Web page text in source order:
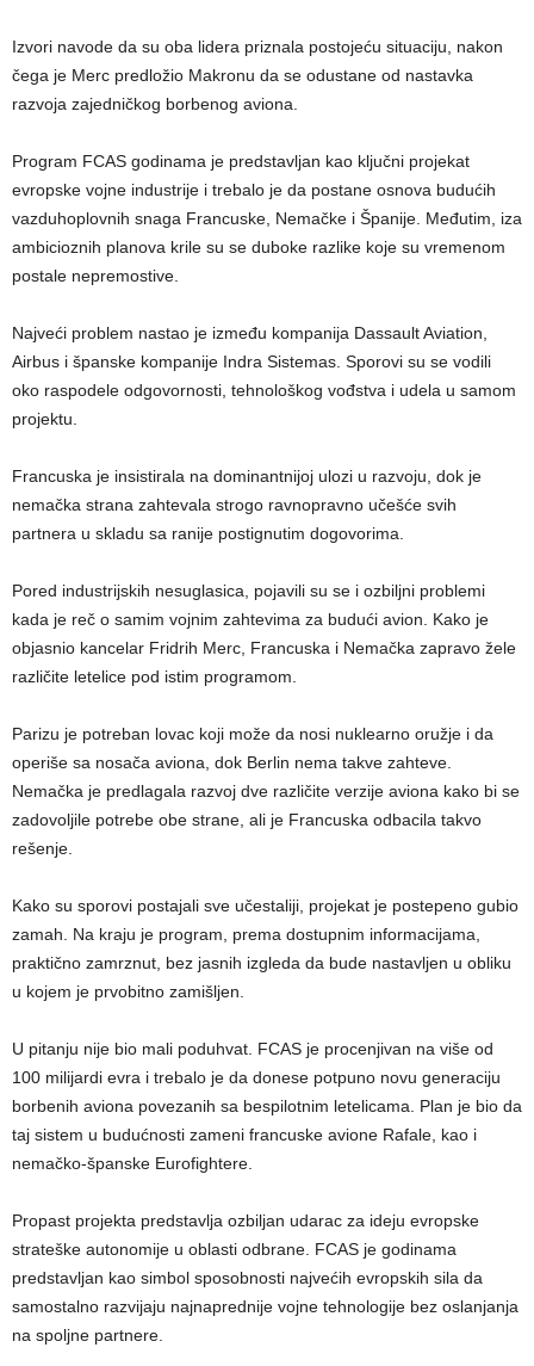
Izvori navode da su oba lidera priznala postojeću situaciju, nakon
čega je Merc predložio Makronu da se odustane od nastavka
razvoja zajedničkog borbenog aviona.
Program FCAS godinama je predstavljan kao ključni projekat
evropske vojne industrije i trebalo je da postane osnova budućih
vazduhoplovnih snaga Francuske, Nemačke i Španije. Međutim, iza
ambicioznih planova krile su se duboke razlike koje su vremenom
postale nepremostive.
Najveći problem nastao je između kompanija Dassault Aviation,
Airbus i španske kompanije Indra Sistemas. Sporovi su se vodili
oko raspodele odgovornosti, tehnološkog vođstva i udela u samom
projektu.
Francuska je insistirala na dominantnijoj ulozi u razvoju, dok je
nemačka strana zahtevala strogo ravnopravno učešće svih
partnera u skladu sa ranije postignutim dogovorima.
Pored industrijskih nesuglasica, pojavili su se i ozbiljni problemi
kada je reč o samim vojnim zahtevima za budući avion. Kako je
objasnio kancelar Fridrih Merc, Francuska i Nemačka zapravo žele
različite letelice pod istim programom.
Parizu je potreban lovac koji može da nosi nuklearno oružje i da
operiše sa nosača aviona, dok Berlin nema takve zahteve.
Nemačka je predlagala razvoj dve različite verzije aviona kako bi se
zadovoljile potrebe obe strane, ali je Francuska odbacila takvo
rešenje.
Kako su sporovi postajali sve učestaliji, projekat je postepeno gubio
zamah. Na kraju je program, prema dostupnim informacijama,
praktično zamrznut, bez jasnih izgleda da bude nastavljen u obliku
u kojem je prvobitno zamišljen.
U pitanju nije bio mali poduhvat. FCAS je procenjivan na više od
100 milijardi evra i trebalo je da donese potpuno novu generaciju
borbenih aviona povezanih sa bespilotnim letelicama. Plan je bio da
taj sistem u budućnosti zameni francuske avione Rafale, kao i
nemačko-španske Eurofightere.
Propast projekta predstavlja ozbiljan udarac za ideju evropske
strateške autonomije u oblasti odbrane. FCAS je godinama
predstavljan kao simbol sposobnosti najvećih evropskih sila da
samostalno razvijaju najnaprednije vojne tehnologije bez oslanjanja
na spoljne partnere.